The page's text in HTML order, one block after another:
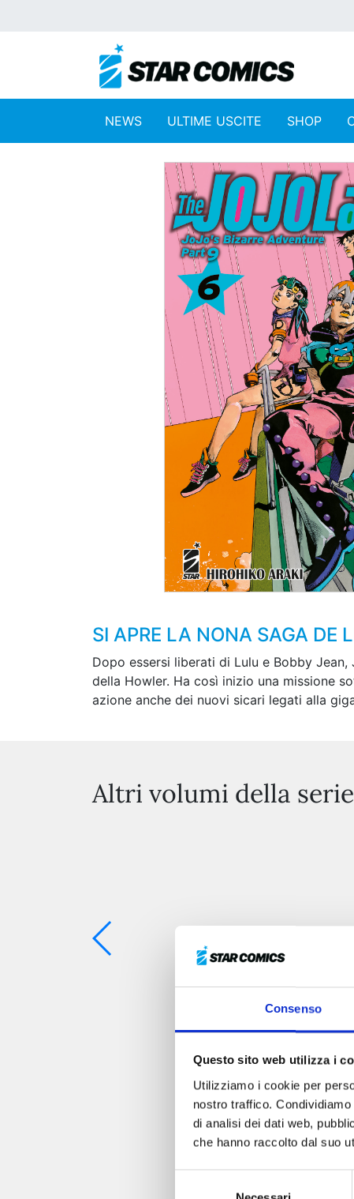
Consenso
Questo sito web utilizza i
Utilizziamo i cookie per
nostro traffico.
di analisi dei dati web,
che hanno raccolto dal suo
NEWS ULTIME USCITE SHOP
SI APRE LA NONA SAGA DE
Dopo essersi liberati di Lulu e Bobby
della Howler. Ha così inizio una missione
azione anche dei nuovi sicari legati alla
Altri volumi della serie